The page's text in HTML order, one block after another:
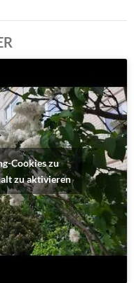
Cookies zu
zu aktivieren